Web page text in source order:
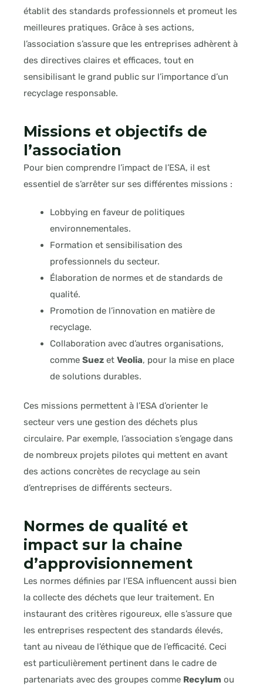
établit des standards professionnels et promeut les
meilleures pratiques. Grâce à ses actions,
l’association s’assure que les entreprises adhèrent à
des directives claires et efficaces, tout en
sensibilisant le grand public sur l’importance d’un
recyclage responsable.
Missions et objectifs de
l’association
Pour bien comprendre l’impact de l’ESA, il est
essentiel de s’arrêter sur ses différentes missions :
Lobbying en faveur de politiques
environnementales.
Formation et sensibilisation des
professionnels du secteur.
Élaboration de normes et de standards de
qualité.
Promotion de l’innovation en matière de
recyclage.
Collaboration avec d’autres organisations,
comme Suez et Veolia, pour la mise en place
de solutions durables.
Ces missions permettent à l’ESA d’orienter le
secteur vers une gestion des déchets plus
circulaire. Par exemple, l’association s’engage dans
de nombreux projets pilotes qui mettent en avant
des actions concrètes de recyclage au sein
d’entreprises de différents secteurs.
Normes de qualité et
impact sur la chaine
d’approvisionnement
Les normes définies par l’ESA influencent aussi bien
la collecte des déchets que leur traitement. En
instaurant des critères rigoureux, elle s’assure que
les entreprises respectent des standards élevés,
tant au niveau de l’éthique que de l’efficacité. Ceci
est particulièrement pertinent dans le cadre de
partenariats avec des groupes comme Recylum ou